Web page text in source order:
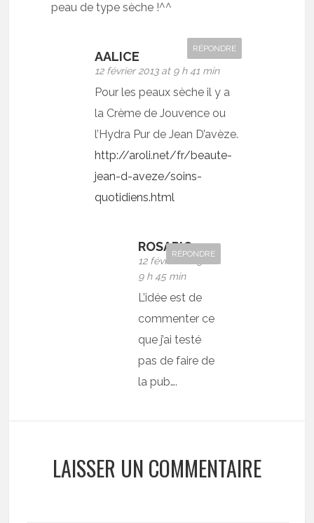
peau de type sèche !^^
AALICE
12 février 2013 at 9 h 41 min
RÉPONDRE
Pour les peaux sèche il y a
la Crème de Jouvence ou
l’Hydra Pur de Jean D’avèze.
http://aroli.net/fr/beaute-
jean-d-aveze/soins-
quotidiens.html
ROSARIO42
12 février 2013 at
9 h 45 min
RÉPONDRE
L’idée est de
commenter ce
que j’ai testé
pas de faire de
la pub….
LAISSER UN COMMENTAIRE